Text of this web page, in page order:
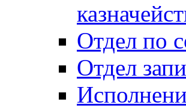
Отдел по
Отдел